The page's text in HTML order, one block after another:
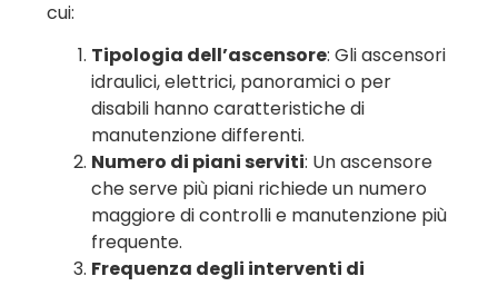
cui:
Tipologia dell’ascensore: Gli ascensori
idraulici, elettrici, panoramici o per
disabili hanno caratteristiche di
manutenzione differenti.
Numero di piani serviti: Un ascensore
che serve più piani richiede un numero
maggiore di controlli e manutenzione più
frequente.
Frequenza degli interventi di